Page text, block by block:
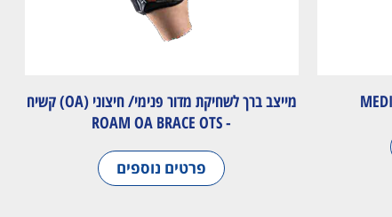
מייצב ברך לשחיקת מדור פנימי/ חיצוני (OA) קשיח
- ROAM OA BRACE OTS
פרטים נוספים